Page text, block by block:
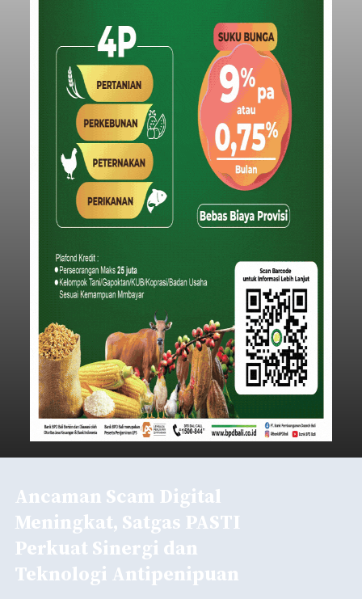
Ancaman Scam Digital
Meningkat, Satgas PASTI
Perkuat Sinergi dan
Teknologi Antipenipuan